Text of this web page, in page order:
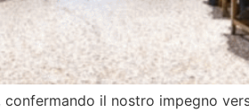
il nostro impegno